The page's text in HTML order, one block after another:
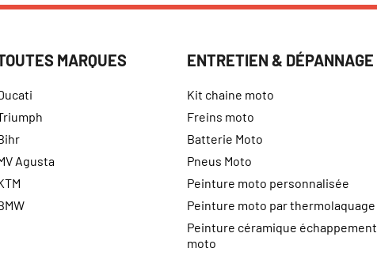
MARQUES
Agusta
ENTRETIEN & DÉPANNAGE
Kit chaine moto
Freins moto
Batterie Moto
Pneus Moto
Peinture moto personnalisée
Peinture moto par thermolaquage
Peinture céramique échappement
moto